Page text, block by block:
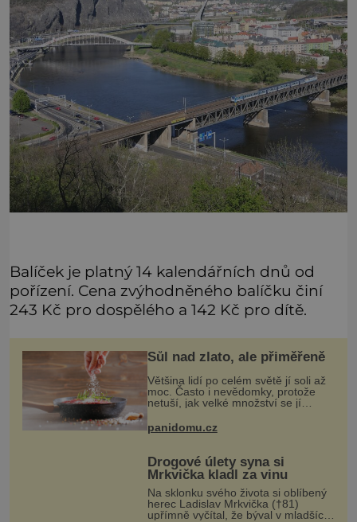
Balíček je platný 14 kalendářních dnů od
pořízení. Cena zvýhodněného balíčku činí
243 Kč pro dospělého a 142 Kč pro dítě.
Sůl nad zlato, ale přiměřeně
Většina lidí po celém světě jí soli až
moc. Často i nevědomky, protože
netuší, jak velké množství se jí
potravinách, dokonce i těch
sladkých. Sůl je zdravá
panidomu.cz
Drogové úlety syna si
Mrkvička kladl za vinu
Na sklonku svého života si oblíbený
herec Ladislav Mrkvička (†81)
upřímně vyčítal, že býval v mladších